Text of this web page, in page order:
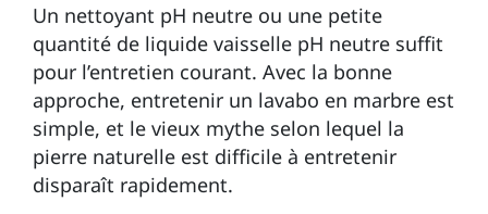
Un nettoyant pH neutre ou une petite
quantité de liquide vaisselle pH neutre suffit
pour l’entretien courant. Avec la bonne
approche, entretenir un lavabo en marbre est
simple, et le vieux mythe selon lequel la
pierre naturelle est difficile à entretenir
disparaît rapidement.